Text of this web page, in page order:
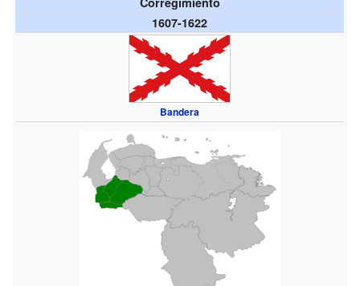
1607-1622
Bandera